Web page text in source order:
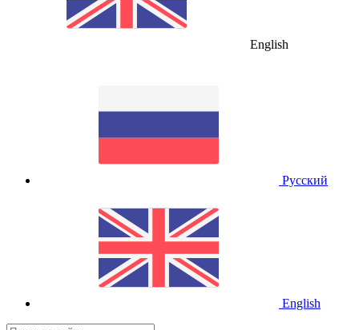
English
Русский
English